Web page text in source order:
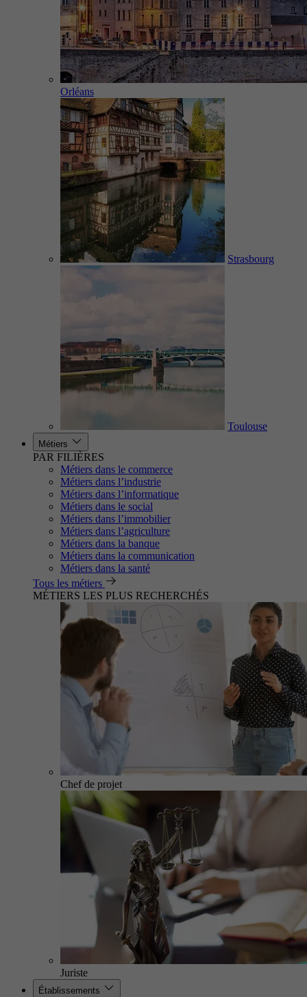
Orléans
Strasbourg
Toulouse
Métiers
PAR FILIÈRES
Métiers dans le commerce
Métiers dans l’industrie
Métiers dans l’informatique
Métiers dans le social
Métiers dans l’immobilier
Métiers dans l’agriculture
Métiers dans la banque
Métiers dans la communication
Métiers dans la santé
Tous les métiers
MÉTIERS LES PLUS RECHERCHÉS
Chef de projet
Juriste
Établissements